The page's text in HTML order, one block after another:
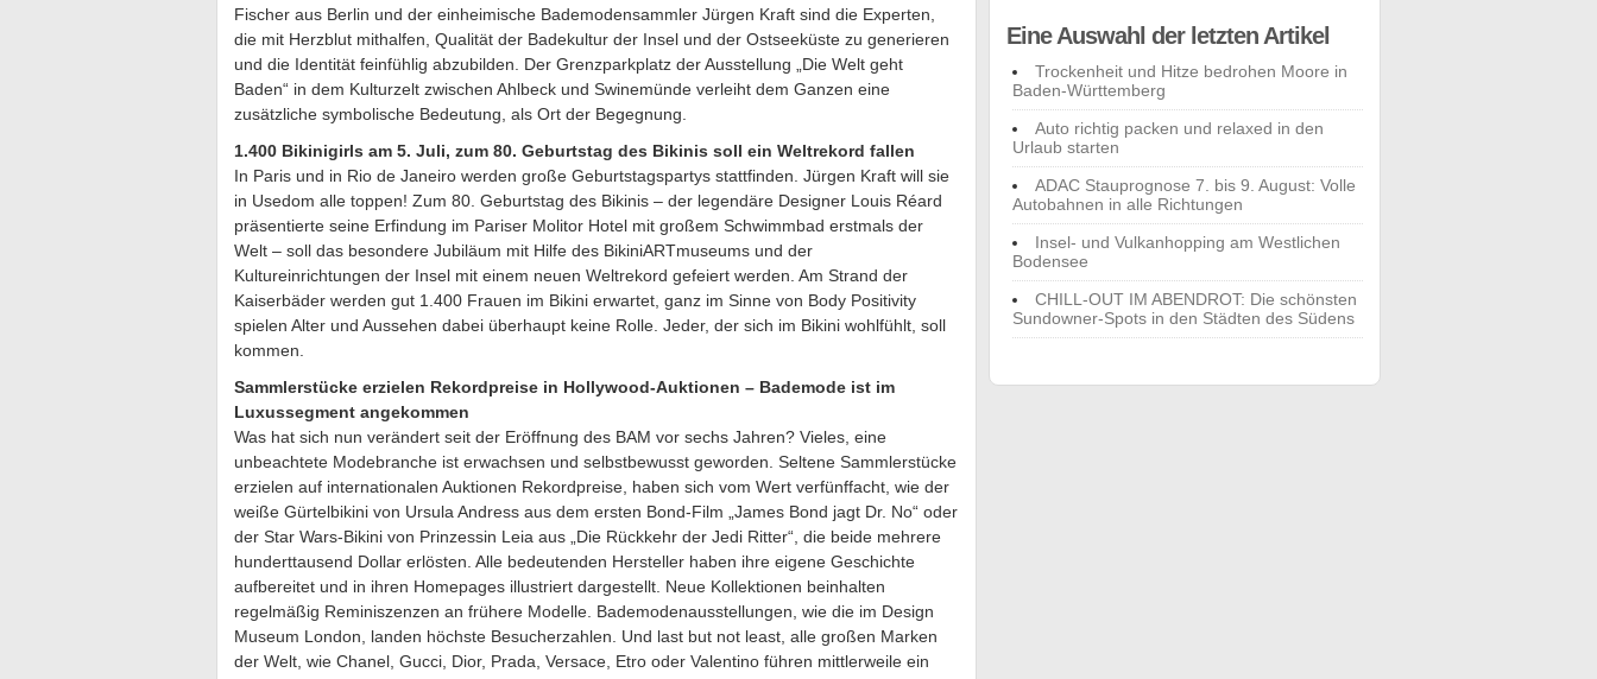
Fischer aus Berlin und der einheimische Bademodensammler Jürgen Kraft sind die Experten,
die mit Herzblut mithalfen, Qualität der Badekultur der Insel und der Ostseeküste zu generieren
und die Identität feinfühlig abzubilden. Der Grenzparkplatz der Ausstellung „Die Welt geht
Baden“ in dem Kulturzelt zwischen Ahlbeck und Swinemünde verleiht dem Ganzen eine
zusätzliche symbolische Bedeutung, als Ort der Begegnung.
1.400 Bikinigirls am 5. Juli, zum 80. Geburtstag des Bikinis soll ein Weltrekord fallen
In Paris und in Rio de Janeiro werden große Geburtstagspartys stattfinden. Jürgen Kraft will sie
in Usedom alle toppen! Zum 80. Geburtstag des Bikinis – der legendäre Designer Louis Réard
präsentierte seine Erfindung im Pariser Molitor Hotel mit großem Schwimmbad erstmals der
Welt – soll das besondere Jubiläum mit Hilfe des BikiniARTmuseums und der
Kultureinrichtungen der Insel mit einem neuen Weltrekord gefeiert werden. Am Strand der
Kaiserbäder werden gut 1.400 Frauen im Bikini erwartet, ganz im Sinne von Body Positivity
spielen Alter und Aussehen dabei überhaupt keine Rolle. Jeder, der sich im Bikini wohlfühlt, soll
kommen.
Sammlerstücke erzielen Rekordpreise in Hollywood-Auktionen – Bademode ist im
Luxussegment angekommen
Was hat sich nun verändert seit der Eröffnung des BAM vor sechs Jahren? Vieles, eine
unbeachtete Modebranche ist erwachsen und selbstbewusst geworden. Seltene Sammlerstücke
erzielen auf internationalen Auktionen Rekordpreise, haben sich vom Wert verfünffacht, wie der
weiße Gürtelbikini von Ursula Andress aus dem ersten Bond-Film „James Bond jagt Dr. No“ oder
der Star Wars-Bikini von Prinzessin Leia aus „Die Rückkehr der Jedi Ritter“, die beide mehrere
hunderttausend Dollar erlösten. Alle bedeutenden Hersteller haben ihre eigene Geschichte
aufbereitet und in ihren Homepages illustriert dargestellt. Neue Kollektionen beinhalten
regelmäßig Reminiszenzen an frühere Modelle. Bademodenausstellungen, wie die im Design
Museum London, landen höchste Besucherzahlen. Und last but not least, alle großen Marken
der Welt, wie Chanel, Gucci, Dior, Prada, Versace, Etro oder Valentino führen mittlerweile ein
Eine Auswahl der letzten Artikel
Trockenheit und Hitze bedrohen Moore in
Baden-Württemberg
Auto richtig packen und relaxed in den
Urlaub starten
ADAC Stauprognose 7. bis 9. August: Volle
Autobahnen in alle Richtungen
Insel- und Vulkanhopping am Westlichen
Bodensee
CHILL-OUT IM ABENDROT: Die schönsten
Sundowner-Spots in den Städten des Südens